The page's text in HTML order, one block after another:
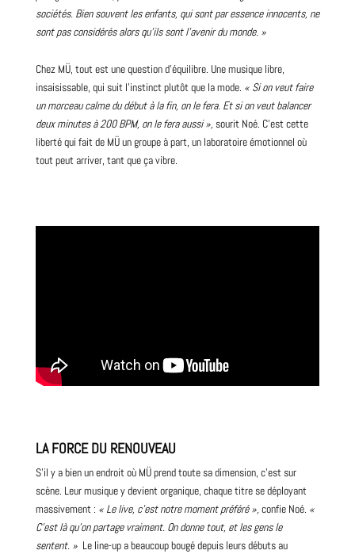
sociétés. Bien souvent les enfants, qui sont par essence innocents, ne
sont pas considérés alors qu’ils sont l’avenir du monde. »
Chez MÜ, tout est une question d’équilibre. Une musique libre,
insaisissable, qui suit l’instinct plutôt que la mode. « Si on veut faire
un morceau calme du début à la fin, on le fera. Et si on veut balancer
deux minutes à 200 BPM, on le fera aussi », sourit Noé. C’est cette
liberté qui fait de MÜ un groupe à part, un laboratoire émotionnel où
tout peut arriver, tant que ça vibre.
LA FORCE DU RENOUVEAU
S’il y a bien un endroit où MÜ prend toute sa dimension, c’est sur
scène. Leur musique y devient organique, chaque titre se déployant
massivement : « Le live, c’est notre moment préféré », confie Noé. «
C’est là qu’on partage vraiment. On donne tout, et les gens le
sentent. » Le line-up a beaucoup bougé depuis leurs débuts au